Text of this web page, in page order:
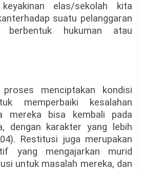
elas/sekolah kita
suatu pelanggaran
berbentuk hukuman atau
menciptakan kondisi
memperbaiki kesalahan
mereka bisa kembali pada
dengan karakter yang lebih
Restitusi juga merupakan
yang mengajarkan murid
untuk masalah mereka, dan